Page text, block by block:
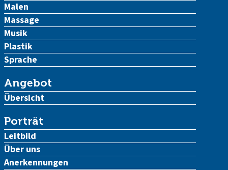
Malen
Massage
Musik
Plastik
Sprache
Angebot
Übersicht
Porträt
Leitbild
Über uns
Anerkennungen